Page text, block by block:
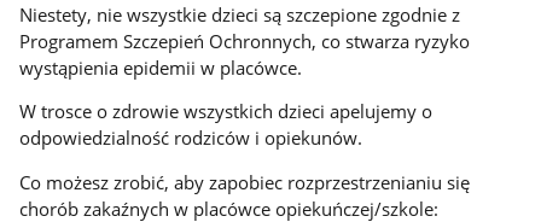
Niestety, nie wszystkie dzieci są szczepione zgodnie z
Programem Szczepień Ochronnych, co stwarza ryzyko
wystąpienia epidemii w placówce.
W trosce o zdrowie wszystkich dzieci apelujemy o
odpowiedzialność rodziców i opiekunów.
Co możesz zrobić, aby zapobiec rozprzestrzenianiu się
chorób zakaźnych w placówce opiekuńczej/szkole: